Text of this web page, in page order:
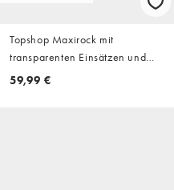
Topshop Maxirock mit
transparenten Einsätzen und
asymmetrischem Schnitt in Grün
59,99 €